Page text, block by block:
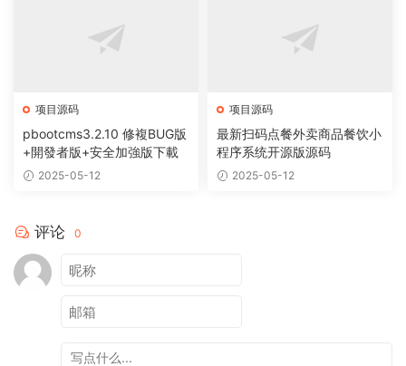
项目源码
pbootcms3.2.10 修複BUG版
+開發者版+安全加強版下載
2025-05-12
项目源码
最新扫码点餐外卖商品餐饮小
程序系统开源版源码
2025-05-12
评论 0